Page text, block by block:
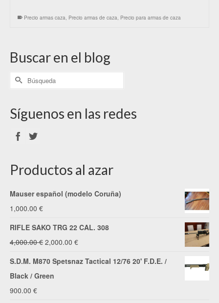
Precio armas caza Precio armas de caza Precio para armas de caza
Buscar en el blog
Síguenos en las redes
Productos al azar
Mauser español (modelo Coruña)
1,000.00 €
RIFLE SAKO TRG 22 CAL. 308
4,000.00€ El
2,000.00 €El
S.D.M. M870 Spetsnaz Tactical 12/76 20' F.D.E. /
Black / Green
900.00 €